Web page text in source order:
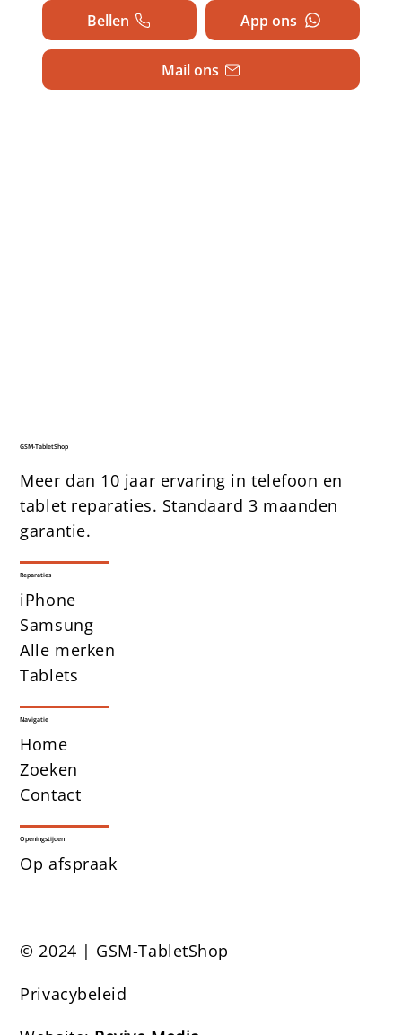
Mail ons
Bellen App ons
GSM-TabletShop
Meer dan 10 jaar ervaring in telefoon en
tablet reparaties. Standaard 3 maanden
garantie.
© 2024 | GSM-TabletShop
Privacybeleid
Reparaties
iPhone
Samsung
Alle merken
Tablets
Navigatie
Home
Zoeken
Contact
Openingstijden
Op afspraak